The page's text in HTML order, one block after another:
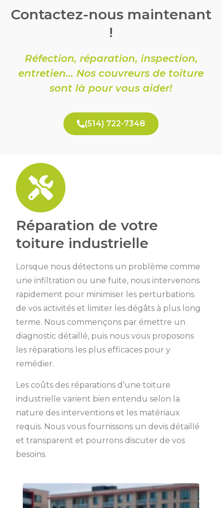
Contactez-nous maintenant
!
Réfection, réparation, inspection,
entretien… Nos couvreurs de toiture
sont là pour vous aider!
(514) 722-7348
Réparation de votre
toiture industrielle
Lorsque nous détectons un problème comme
une infiltration ou une fuite, nous intervenons
rapidement pour minimiser les perturbations
de vos activités et limiter les dégâts à plus long
terme. Nous commençons par émettre un
diagnostic détaillé, puis nous vous proposons
les réparations les plus efficaces pour y
remédier.
Les coûts des réparations d’une toiture
industrielle varient bien entendu selon la
nature des interventions et les matériaux
requis. Nous vous fournissons un devis détaillé
et transparent et pourrons discuter de vos
besoins.